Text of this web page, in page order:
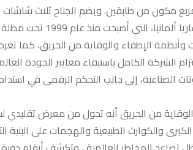
ان بافاريا مصر، الشركة المصرية الوحيدة المشاركة بجناح يمتد على 500 متر مربع مكون من طابقين. ويضم الجناح
عملاقة توثق مسيرة الشركة منذ تأسيسها عام 1971، والتحامها
وخبرة متراكمة تتجاوز 100 عام في صناعة معدات وأنظمة الإطفاء والوقاية من
الشركة الكامل باستيفاء معايير الجودة
الصناعية، إلى جانب التحكم الرقمى في
من الحريق أنه تحول من معرض تقليدي
والكوارث الطبيعية والهجمات على البنية